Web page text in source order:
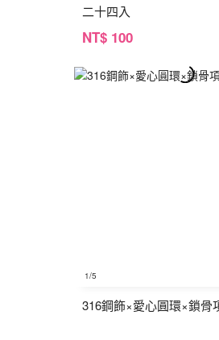
二十四入
NT$ 100
1/5
316鋼飾×愛心圓環×鎖骨